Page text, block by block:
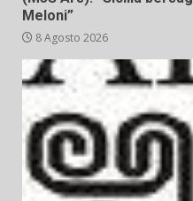
Meloni”
8 Agosto 2026